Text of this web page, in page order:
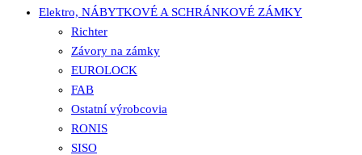
Elektro, NÁBYTKOVÉ A SCHRÁNKOVÉ ZÁMKY
Richter
Závory na zámky
EUROLOCK
FAB
Ostatní výrobcovia
RONIS
SISO